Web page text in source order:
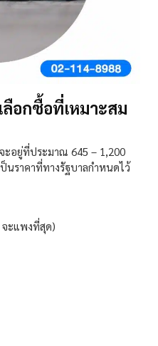
ลือกซื้อที่เหมาะสม
จะอยู่ที่ประมาณ 645 – 1,200
นราคาที่ทางรัฐบาลกำหนดไว้
จะแพงที่สุด)